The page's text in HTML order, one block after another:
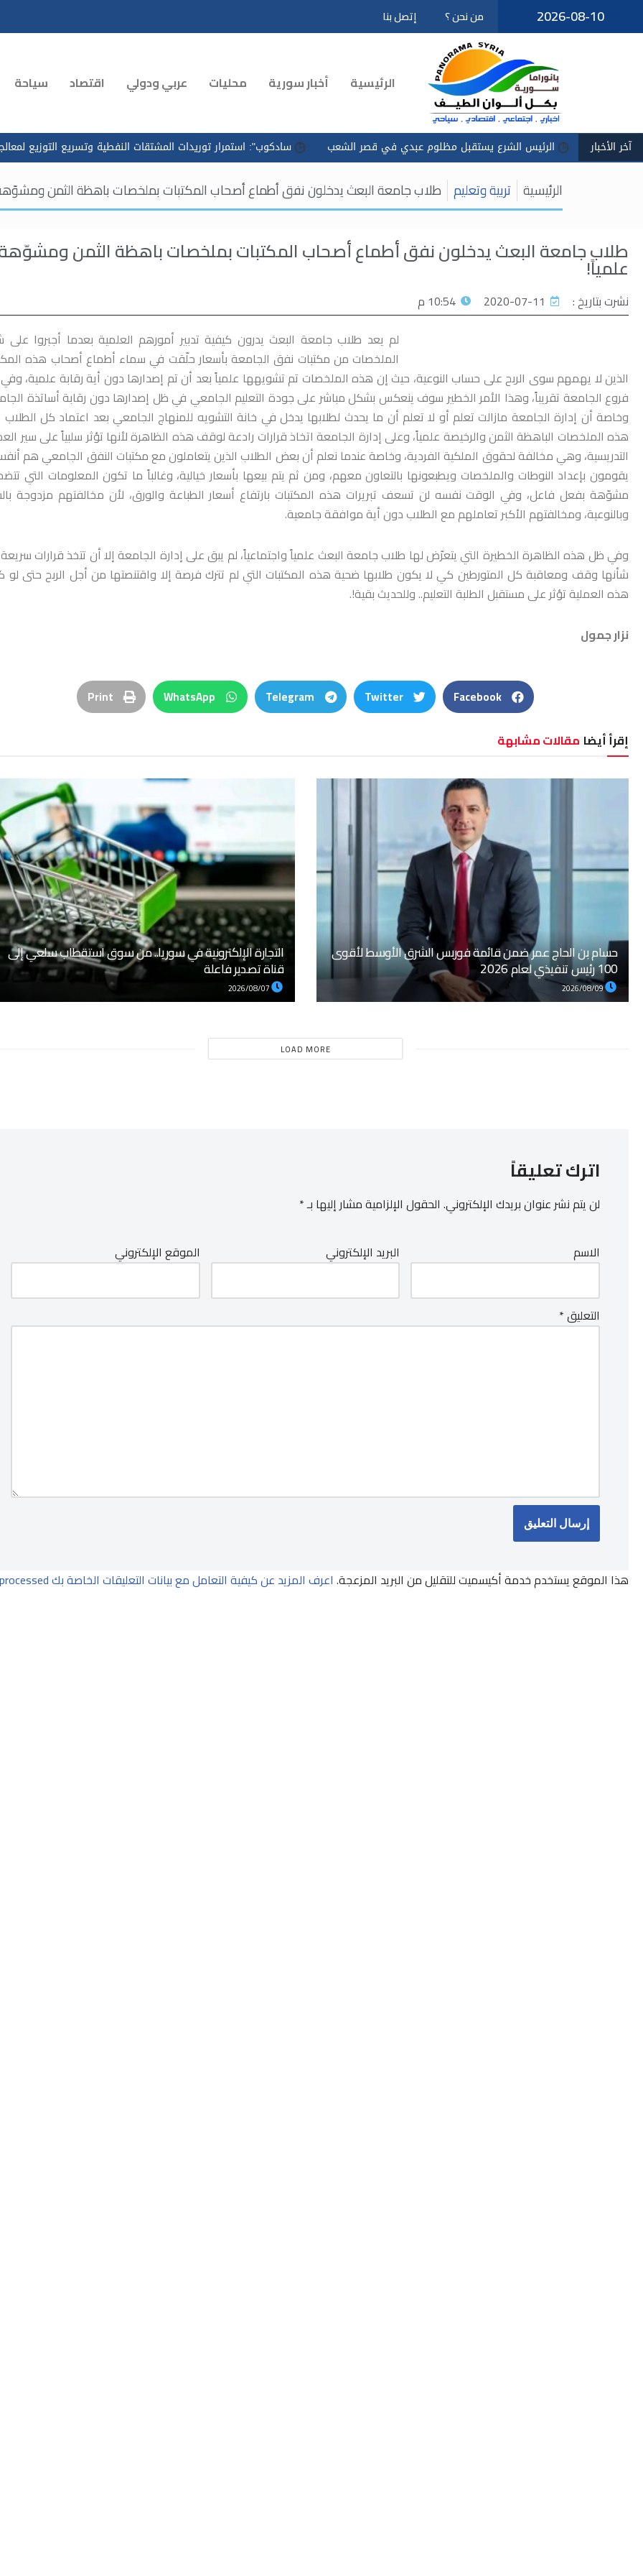
تخطى
2026-08-10 من نحن ؟ إتصل بنا
الرئيسية أخبار سورية محليات عربي ودولي اقتصاد سياحة
آخر الأخبارالرئيس الشرع يستقبل مظلوم عبدي في قصر الشعب سادكوب": استمرار توريدات المشتقات النفطية وتسريع التوزيع لمعالجة
الرئيسية تربية وتعليم طلاب جامعة البعث يدخلون نفق أطماع أصحاب المكتبات بملخصات باهظة الثمن
طلاب جامعة البعث يدخلون نفق أطماع أصحاب المكتبات بملخصات باهظة الثمن
علمياً!
نشرت بتاريخ : 2020-07-11
10:54 م
لم يعد طلاب جامعة البعث يدرون كيفية تدبير أمورهم العلمية بعدما أجبروا على
الملخصات من مكتبات نفق الجامعة بأسعار حلّقت في سماء أطماع أصحاب هذه
الذين لا يهمهم سوى الربح على حساب النوعية، حيث إن هذه الملخصات تم تشويهها علمياً بعد أن تم إصدارها دون أية رقابة علمية،
فروع الجامعة تقريباً، وهذا الأمر الخطير سوف ينعكس بشكل مباشر على جودة التعليم الجامعي في ظل إصدارها دون رقابة أساتذة
وخاصة أن إدارة الجامعة مازالت تعلم أو لا تعلم أن ما يحدث لطلابها يدخل في خانة التشويه للمنهاج الجامعي بعد اعتماد كل
هذه الملخصات الباهظة الثمن والرخيصة علمياً، وعلى إدارة الجامعة اتخاذ قرارات رادعة لوقف هذه الظاهرة لأنها تؤثر سلبياً على سير
التدريسية، وهي مخالفة لحقوق الملكية الفردية، وخاصة عندما نعلم أن بعض الطلاب الذين يتعاملون مع مكتبات النفق الجامعي هم
يقومون بإعداد النوطات والملخصات ويطبعونها بالتعاون معهم، ومن ثم يتم بيعها بأسعار خيالية، وغالباً ما تكون المعلومات التي
مشوّهة بفعل فاعل، وفي الوقت نفسه لن تسعف تبريرات هذه المكتبات بارتفاع أسعار الطباعة والورق، لأن مخالفتهم مزدوجة
وبالنوعية، ومخالفتهم الأكبر تعاملهم مع الطلاب دون أية موافقة جامعية.
وفي ظل هذه الظاهرة الخطيرة التي يتعرّض لها طلاب جامعة البعث علمياً واجتماعياً، لم يبق على إدارة الجامعة إلا أن تتخذ قرارات
شأنها وقف ومعاقبة كل المتورطين كي لا يكون طلابها ضحية هذه المكتبات التي لم تترك فرصة إلا واقتنصتها من أجل الربح حتى لو
هذه العملية تؤثر على مستقبل الطلبة التعليم.. وللحديث بقية!.
نزار جمول
Facebook
Twitter
Telegram
WhatsApp
Print
إقرأ أيضا مقالات مشابهة
حسام بن الحاج عمر ضمن قائمة فوربس الشرق الأوسط لأقوى
100 رئيس تنفيذي لعام 2026
2026/08/09
التجارة الإلكترونية في سوريا.. من سوق استقطاب سلعي إلى
قناة تصدير فاعلة
LOAD MORE
اترك تعليقاً
لن يتم نشر عنوان بريدك الإلكتروني. الحقول الإلزامية مشار إليها بـ*
الاسم البريد الإلكتروني الموقع الإلكتروني
التعليق*
هذا الموقع يستخدم خدمة أكيسميت للتقليل من البريد المزعجة. اعرف المزيد عن كيفية التعامل مع بيانات التعليقات الخاصة بك processed